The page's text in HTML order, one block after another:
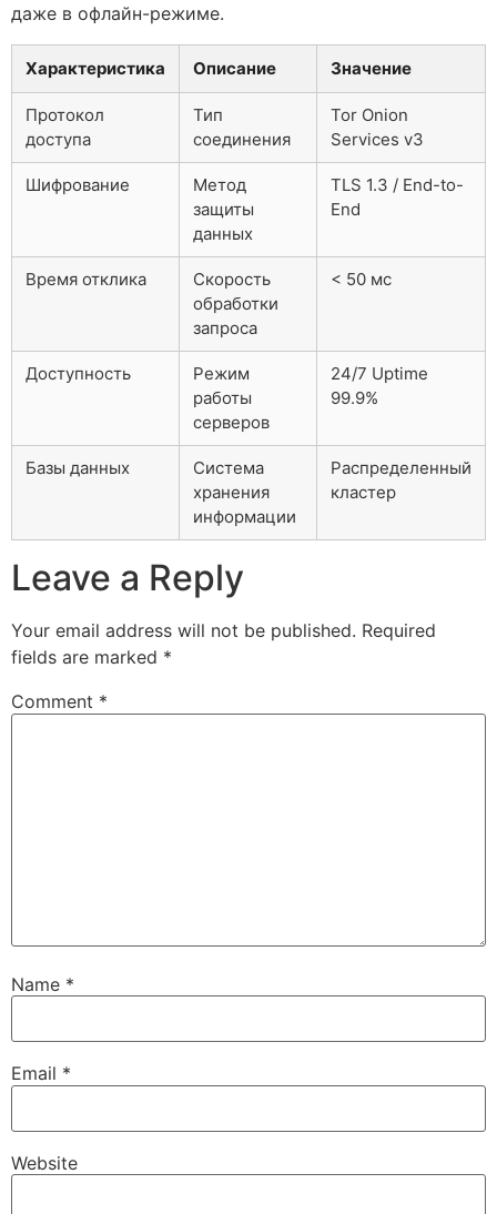
даже в офлайн-режиме.
Характеристика Описание Значение
Протокол
доступа
Тип
соединения
Tor Onion
Services v3
Шифрование
Метод
защиты
данных
TLS 1.3 / End-to-
End
Время отклика
Скорость
обработки
запроса
< 50 мс
Доступность
Режим
работы
серверов
24/7 Uptime
99.9%
Базы данных
Система
хранения
информации
Распределенный
кластер
Leave a Reply
Your email address will not be published. Required
fields are marked *
Comment *
Name *
Email *
Website